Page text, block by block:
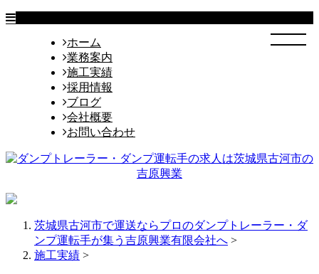
ホーム
業務案内
施工実績
採用情報
ブログ
会社概要
お問い合わせ
茨城県古河市で運送ならプロのダンプトレーラー・ダ
ンプ運転手が集う吉原興業有限会社へ >
施工実績 >